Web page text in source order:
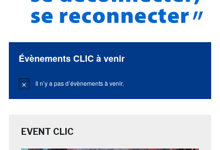
Évènements CLIC à venir
Notice Il n’y a pas d’évènements à venir.
EVENT CLIC